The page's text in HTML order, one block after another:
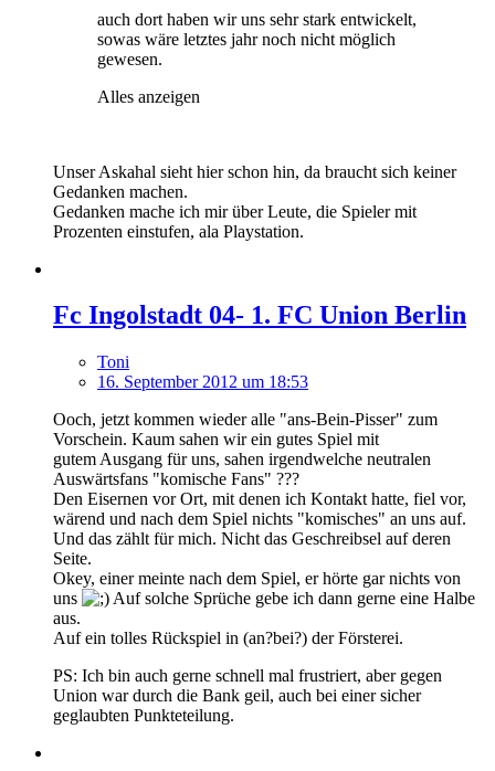
auch dort haben wir uns sehr stark entwickelt,
sowas wäre letztes jahr noch nicht möglich
gewesen.
Alles anzeigen
Unser Askahal sieht hier schon hin, da braucht sich keiner
Gedanken machen.
Gedanken mache ich mir über Leute, die Spieler mit
Prozenten einstufen, ala Playstation.
Fc Ingolstadt 04- 1. FC Union Berlin
Toni
16. September 2012 um 18:53
Ooch, jetzt kommen wieder alle "ans-Bein-Pisser" zum
Vorschein. Kaum sahen wir ein gutes Spiel mit
gutem Ausgang für uns, sahen irgendwelche neutralen
Auswärtsfans "komische Fans" ???
Den Eisernen vor Ort, mit denen ich Kontakt hatte, fiel vor,
wärend und nach dem Spiel nichts "komisches" an uns auf.
Und das zählt für mich. Nicht das Geschreibsel auf deren
Seite.
Okey, einer meinte nach dem Spiel, er hörte gar nichts von
uns
Auf solche Sprüche gebe ich dann gerne eine Halbe
aus.
Auf ein tolles Rückspiel in (an?bei?) der Försterei.
PS: Ich bin auch gerne schnell mal frustriert, aber gegen
Union war durch die Bank geil, auch bei einer sicher
geglaubten Punkteteilung.